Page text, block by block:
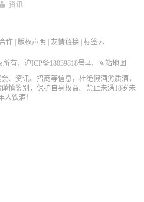
资讯
作 版权声明 友情链接 标签云
有， 沪ICP备18039818号-4，
网站地图
、资讯、招商等信息，杜绝假酒劣质酒，
慎鉴别，保护自身权益。禁止未满18岁未
人饮酒！